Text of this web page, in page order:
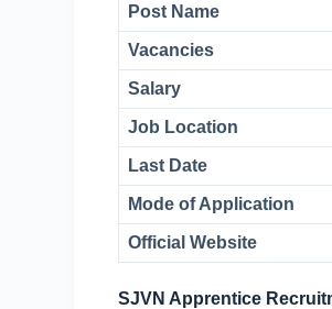
Post Name
Vacancies
Salary
Job Location
Last Date
Mode of Application
Official Website
SJVN Apprentice